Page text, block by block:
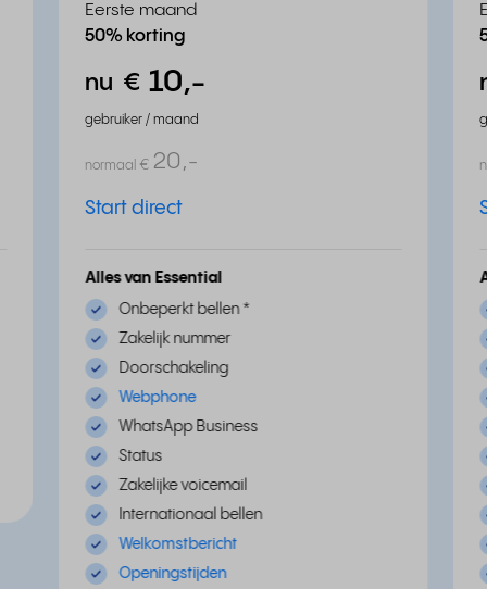
Eerste maand
50% korting
nu € 10,-
gebruiker / maand
normaal € 20,-
Start direct
Alles van Essential
Onbeperkt bellen *
Zakelijk nummer
Doorschakeling
Webphone
WhatsApp Business
Status
Zakelijke voicemail
Internationaal bellen
Welkomstbericht
Openingstijden